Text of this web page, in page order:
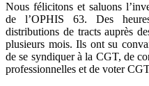
Nous félicitons et saluons
de l’OPHIS 63. Des
distributions de tracts auprès
plusieurs mois. Ils ont su
de se syndiquer à la CGT, de
professionnelles et de voter